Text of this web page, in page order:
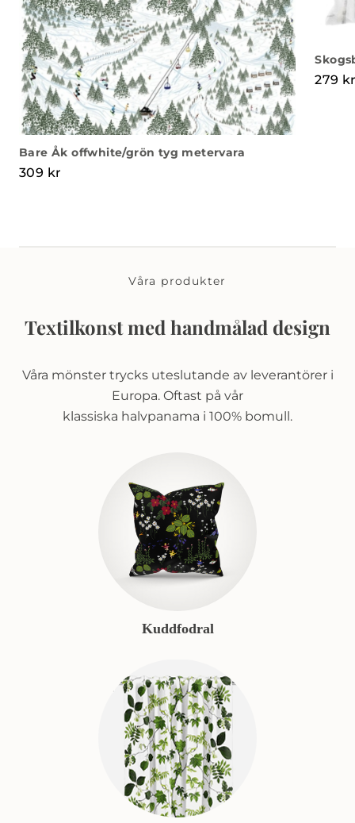
Bare Åk offwhite/grön tyg metervara
309 kr
279
Våra produkter
Textilkonst med handmålad design
Våra mönster trycks uteslutande av leverantörer i
Europa. Oftast på vår
klassiska halvpanama i 100% bomull.
Kuddfodral